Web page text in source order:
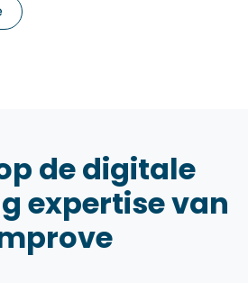
de digitale
expertise van